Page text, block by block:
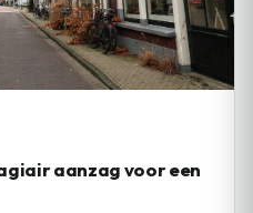
aanzag voor een